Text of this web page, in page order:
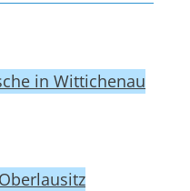
in Wittichenau